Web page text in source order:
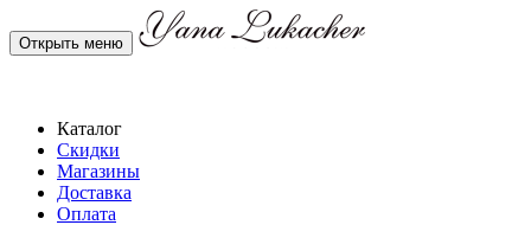
Открыть меню
Каталог
Скидки
Магазины
Доставка
Оплата